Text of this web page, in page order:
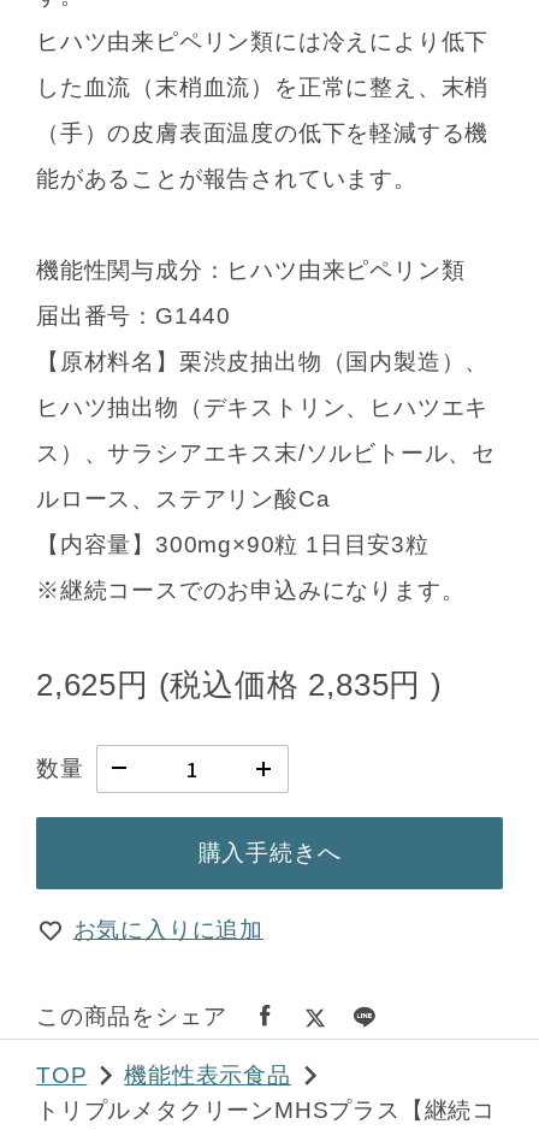
ヒハツ由来ピペリン類には冷えにより低下
した血流（末梢血流）を正常に整え、末梢
（手）の皮膚表面温度の低下を軽減する機
能があることが報告されています。
機能性関与成分：ヒハツ由来ピペリン類
届出番号：G1440
【原材料名】栗渋皮抽出物（国内製造）、
ヒハツ抽出物（デキストリン、ヒハツエキ
ス）、サラシアエキス末/ソルビトール、セ
ルロース、ステアリン酸Ca
【内容量】300mg×90粒 1日目安3粒
※継続コースでのお申込みになります。
2,625円 (税込価格 2,835円 )
数量
購入手続きへ
お気に入りに追加
この商品をシェア
TOP
機能性表示食品
トリプルメタクリーンMHSプラス【継続コ